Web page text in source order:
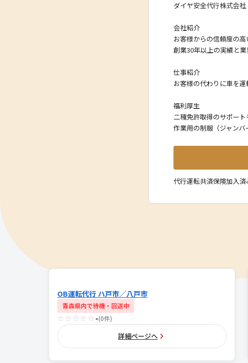
ダイヤ安全代行株式会社
会社紹介
お客様からの信頼度の
創業30年以上の実績と
仕事紹介
お客様の代わりに車を
福利厚生
二種免許取得のサポート
作業用の制服（ジャン
代行運転共済保険加入済
OB運転代行 ハ戸市／八戸市
青森県内で待機・回送中
☆☆☆☆☆ -(0件)
詳細ページへ